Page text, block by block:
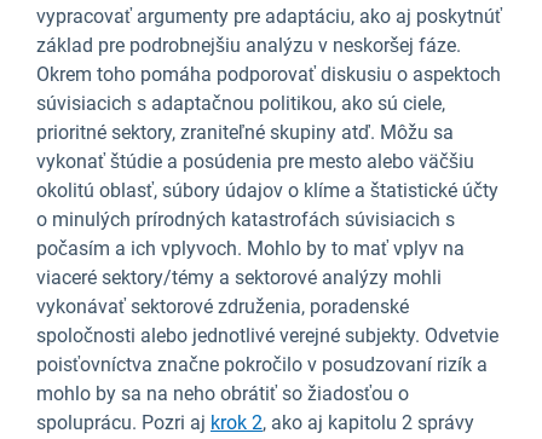
vypracovať argumenty pre adaptáciu, ako aj poskytnúť
základ pre podrobnejšiu analýzu v neskoršej fáze.
Okrem toho pomáha podporovať diskusiu o aspektoch
súvisiacich s adaptačnou politikou, ako sú ciele,
prioritné sektory, zraniteľné skupiny atď. Môžu sa
vykonať štúdie a posúdenia pre mesto alebo väčšiu
okolitú oblasť, súbory údajov o klíme a štatistické účty
o minulých prírodných katastrofách súvisiacich s
počasím a ich vplyvoch. Mohlo by to mať vplyv na
viaceré sektory/témy a sektorové analýzy mohli
vykonávať sektorové združenia, poradenské
spoločnosti alebo jednotlivé verejné subjekty. Odvetvie
poisťovníctva značne pokročilo v posudzovaní rizík a
mohlo by sa na neho obrátiť so žiadosťou o
spoluprácu. Pozri aj krok 2, ako aj kapitolu 2 správy